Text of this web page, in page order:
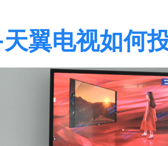
翼电视如何